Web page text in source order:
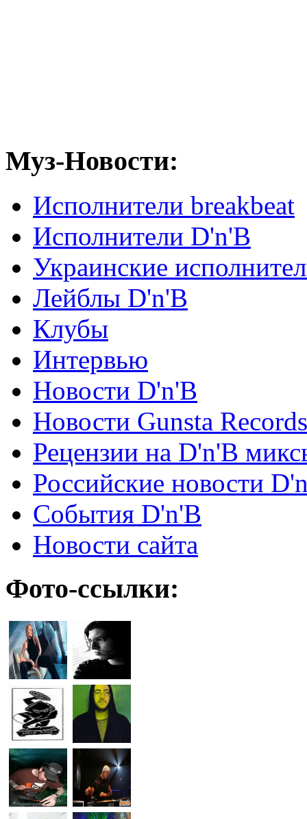
Муз-Новости:
Исполнители breakbeat
Исполнители D'n'B
Украинские
Лейблы D'n'B
Клубы
Интервью
Новости D'n'B
Новости Gunsta Records
Рецензии на D'n'B
Российские новости
События D'n'B
Новости сайта
Фото-ссылки: